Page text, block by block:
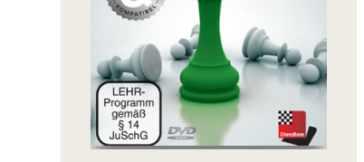
Privacy
Policy
about
us
FAQ
licenses
Accessibility
Cookies
Management